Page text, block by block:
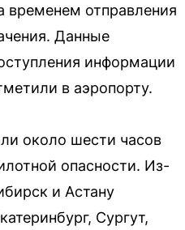
отправления
Данные
информации
в аэропорту.
около шести часов
опасности. Из-
и Астану
Сургут,